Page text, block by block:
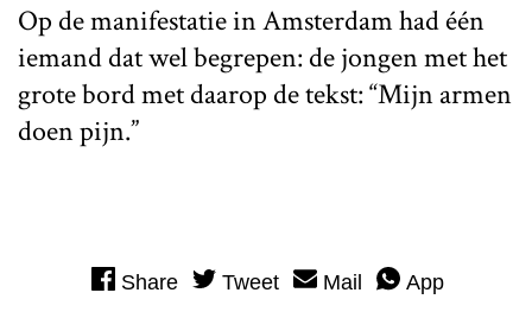
Op de manifestatie in Amsterdam had één
iemand dat wel begrepen: de jongen met het
grote bord met daarop de tekst: “Mijn armen
doen pijn.”
Share Tweet Mail App